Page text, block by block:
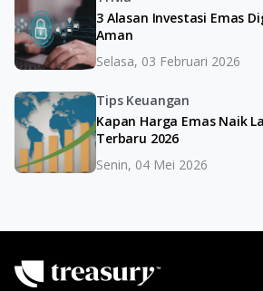
3 Alasan Investasi Emas
Aman
Selasa, 03 Februari 2026
Tips Keuangan
Kapan Harga Emas Naik
Terbaru 2026
Senin, 04 Mei 2026